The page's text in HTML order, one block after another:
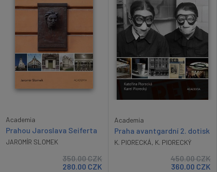
Academia
Prahou Jaroslava Seiferta
JAROMÍR SLOMEK
350.00CZK
280.00 CZK
Academia
Praha avantgardní 2. dotisk
K. PIORECKÁ, K. PIORECKÝ
450.00CZK
360.00 CZK